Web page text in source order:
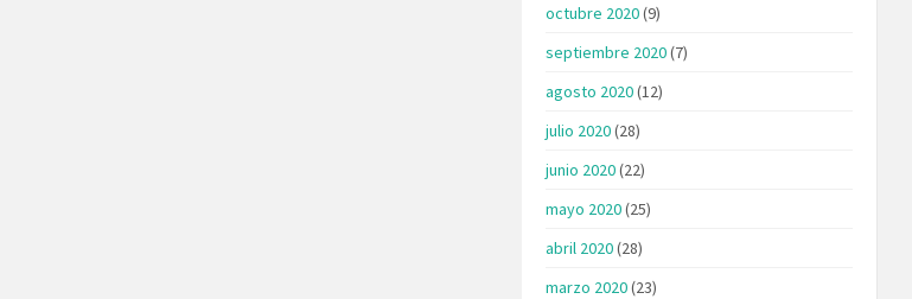
octubre 2020(9)
septiembre 2020(7)
agosto 2020(12)
julio 2020(28)
junio 2020(22)
mayo 2020(25)
abril 2020(28)
marzo 2020(23)